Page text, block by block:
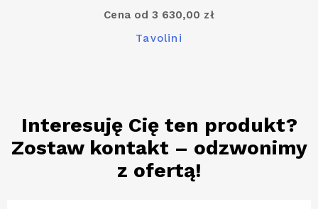
Cena od 3 630,00 zł
Tavolini
Interesuję Cię ten produkt?
Zostaw kontakt – odzwonimy
z ofertą!